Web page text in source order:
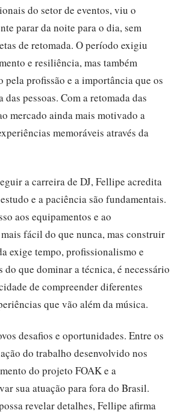
do setor de eventos, viu o
parar da noite para o dia, sem
de retomada. O período exigiu
e resiliência, mas também
pela profissão e a importância que os
pessoas. Com a retomada das
mercado ainda mais motivado a
memoráveis através da
a carreira de DJ, Fellipe acredita
e a paciência são fundamentais.
aos equipamentos e ao
fácil do que nunca, mas construir
exige tempo, profissionalismo e
que dominar a técnica, é necessário
de compreender diferentes
que vão além da música.
desafios e oportunidades. Entre os
do trabalho desenvolvido nos
do projeto FOAK e a
sua atuação para fora do Brasil.
revelar detalhes, Fellipe afirma